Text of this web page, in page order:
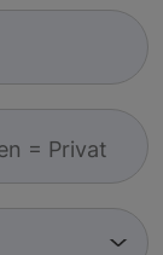
= Privat